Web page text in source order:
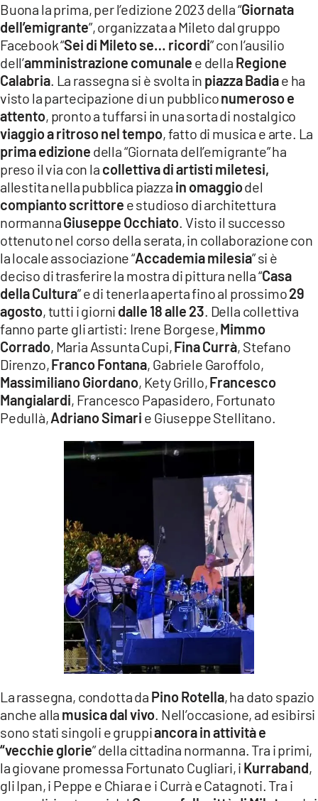
LACAPITALENEWS.IT
App
ANDROID
APPLE
Buona la prima, per l’edizione 2023 della “Giornata
dell’emigrante”, organizzata a Mileto dal gruppo
Facebook “Sei di Mileto se… ricordi” con l’ausilio
dell’amministrazione comunale e della Regione
Calabria. La rassegna si è svolta in piazza Badiae ha
visto la partecipazione di un pubbliconumeroso e
attento, pronto a tuffarsi in una sorta di nostalgico
viaggio a ritroso nel tempo, fatto di musica e arte. La
prima edizione della “Giornata dell’emigrante” ha
preso il via con la collettiva di artisti miletesi,
allestita nella pubblica piazza in omaggiodel
compianto scrittore e studioso di architettura
normannaGiuseppe Occhiato. Visto il successo
ottenuto nel corso della serata, in collaborazione con
la locale associazione “Accademia milesia” si è
deciso di trasferire la mostra di pittura nella “Casa
della Cultura” e di tenerla aperta fino al prossimo29
agosto, tutti i giorni dalle 18 alle 23. Della collettiva
fanno parte gli artisti: Irene Borgese,Mimmo
Corrado, Maria Assunta Cupi,Fina Currà, Stefano
Direnzo,Franco Fontana, Gabriele Garoffolo,
Massimiliano Giordano, Kety Grillo,Francesco
Mangialardi, Francesco Papasidero, Fortunato
Pedullà,Adriano Simari e Giuseppe Stellitano.
La rassegna, condotta da Pino Rotella, ha dato spazio
anche alla musica dal vivo. Nell’occasione, ad esibirsi
sono stati singoli e gruppiancora in attività e
“vecchie glorie” della cittadina normanna. Tra i primi,
la giovane promessa Fortunato Cugliari, i Kurraband,
gli Ipan, i Peppe e Chiara e i Currà e Catagnoti. Tra i